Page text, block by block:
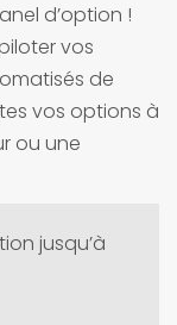
d’option !
vos
de
vos options à
ou une
jusqu’à